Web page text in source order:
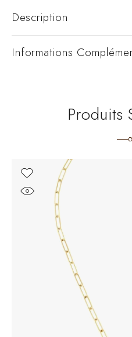
Description
Informations
Produits